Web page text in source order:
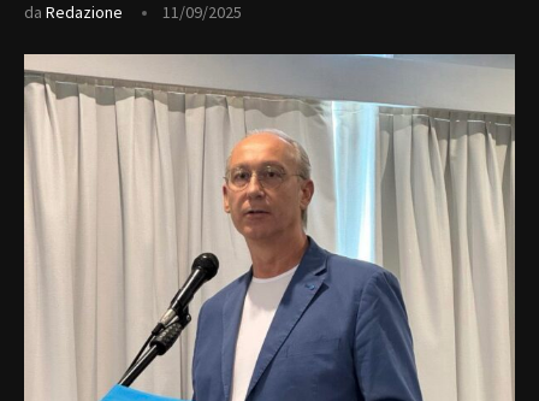
da Redazione 11/09/2025